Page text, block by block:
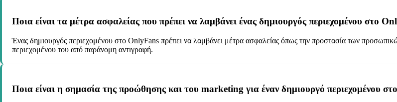
Ποια είναι τα μέτρα ασφαλείας που πρέπει να λαμβάνει ένας δημιουργός περιεχομένου στο
Ένας δημιουργός περιεχομένου στο OnlyFans πρέπει να λαμβάνει μέτρα ασφαλείας όπως την προστασία των
περιεχομένου του από παράνομη αντιγραφή.
Ποια είναι η σημασία της προώθησης και του marketing για έναν δημιουργό περιεχομένου